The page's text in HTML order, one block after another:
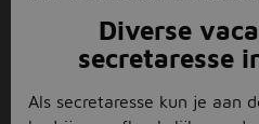
Diverse
secretaresse
Als secretaresse kun je aan